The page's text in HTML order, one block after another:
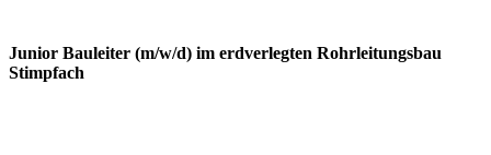
Junior Bauleiter (m/w/d) im erdverlegten Rohrleitungsbau
Stimpfach